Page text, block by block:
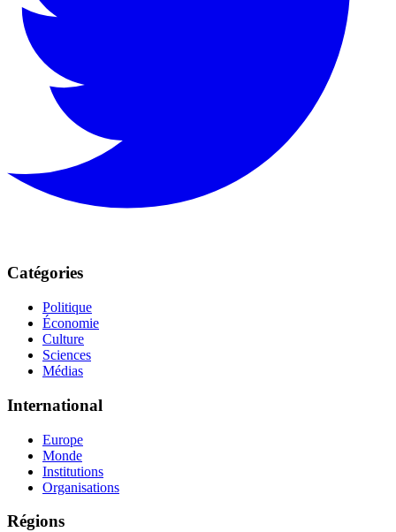
Catégories
Politique
Économie
Culture
Sciences
Médias
International
Europe
Monde
Institutions
Organisations
Régions